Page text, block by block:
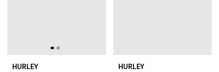
HURLEY
HURLEY